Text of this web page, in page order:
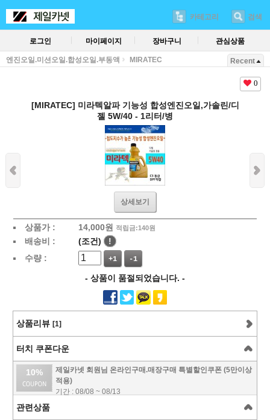
카테고리 검색
로그인 마이페이지 장바구니 관심상품
엔진오일.미션오일.합성오일.부동액 MIRATEC Recent
0
[MIRATEC] 미라텍알파 기능성 합성엔진오일,가솔린/디
젤 5W/40 - 1리터/병
상세보기
상품가 : 14,000원 적립금:140원
배송비 : (조건)
!
수량 :
+1 -1
- 상품이 품절되었습니다. -
상품리뷰 [1]
터치 쿠폰다운
10%
제일카넷 회원님 온라인구매.매장구매 특별할인쿠폰 (5만이상
적용)
기간 : 08/08 ~ 08/13
관련상품